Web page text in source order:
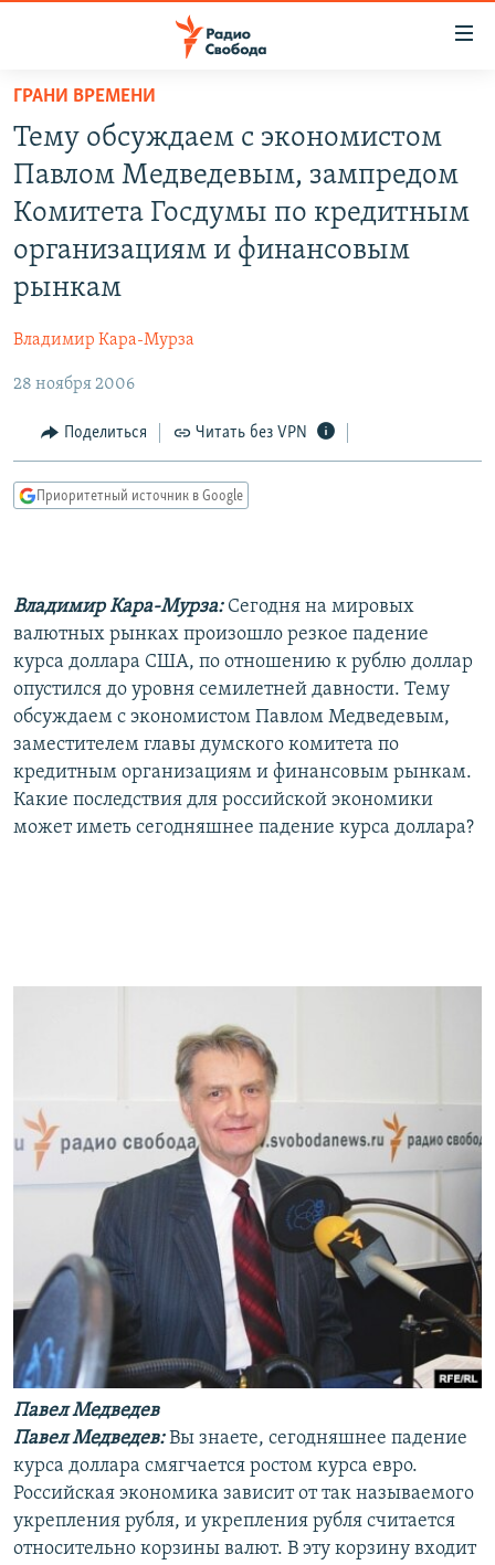
упрощенного
доступа
Вернуться
основному
содержанию
Вернутся
главной
навигации
Вернутся
поиску
ПРОГРАММЫ
ПОДКАСТЫ
АВТОРСКИЕ ПРОЕКТЫ
МНЕНИЯ
IDEL.РЕАЛИИ
КАВКАЗ.РЕАЛИИ
СЕВЕР.РЕАЛИИ
РАСПИСАНИЕ ВЕЩАНИЯ
СОЦИАЛЬНЫЕ СЕТИ
Все сайты РСЕ/РС
ГРАНИ ВРЕМЕНИ
Тему обсуждаем с экономистом
Павлом Медведевым, зампредом
Комитета Госдумы по кредитным
организациям и финансовым
рынкам
Владимир Кара-Мурза
28 ноября 2006
Поделиться Читать без VPN
Приоритетный источник в Google
Владимир Кара-Мурза: Сегодня на мировых
валютных рынках произошло резкое падение
курса доллара США, по отношению к рублю доллар
опустился до уровня семилетней давности. Тему
обсуждаем с экономистом Павлом Медведевым,
заместителем главы думского комитета по
кредитным организациям и финансовым рынкам.
Какие последствия для российской экономики
может иметь сегодняшнее падение курса доллара?
Павел Медведев
Павел Медведев:Вы знаете, сегодняшнее падение
курса доллара смягчается ростом курса евро.
Российская экономика зависит от так называемого
укрепления рубля, и укрепления рубля считается
относительно корзины валют. В эту корзину входит